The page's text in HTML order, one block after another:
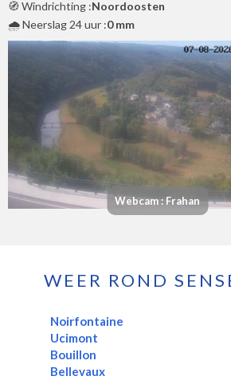
🧭 Windrichting :Noordoosten
🌧️ Neerslag 24 uur :0 mm
Webcam : Frahan
WEER ROND
Noirfontaine
Ucimont
Bouillon
Bellevaux